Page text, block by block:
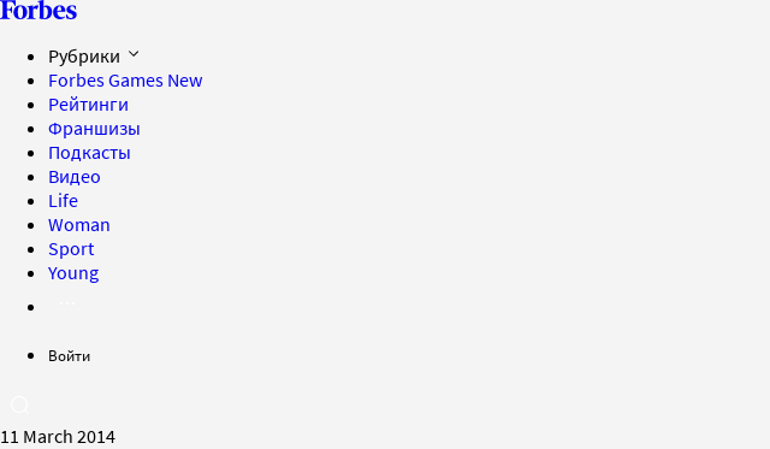
Рубрики
Forbes Games New
Рейтинги
Франшизы
Подкасты
Видео
Life
Woman
Sport
Young
Войти
11 March 2014